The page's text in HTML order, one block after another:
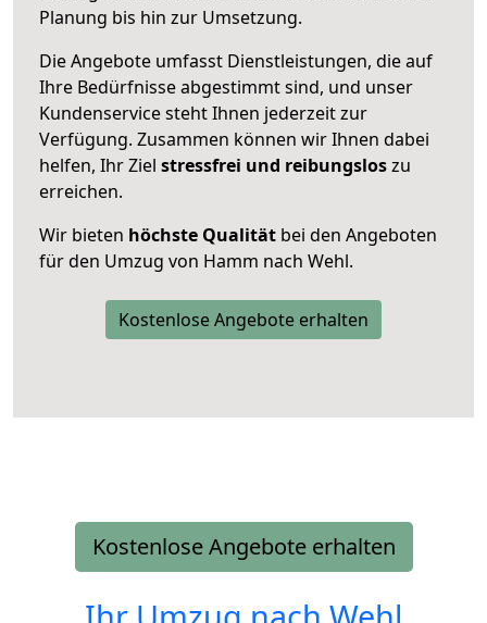
Planung bis hin zur Umsetzung.
Die Angebote umfasst Dienstleistungen, die auf
Ihre Bedürfnisse abgestimmt sind, und unser
Kundenservice steht Ihnen jederzeit zur
Verfügung. Zusammen können wir Ihnen dabei
helfen, Ihr Ziel stressfrei und reibungsloszu
erreichen.
Wir bieten höchste Qualität bei den Angeboten
für den Umzug von Hamm nach Wehl.
Kostenlose Angebote erhalten
Kostenlose Angebote erhalten